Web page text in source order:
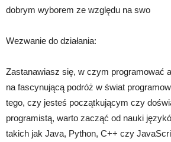
dobrym wyborem ze względu na swo
Wezwanie do działania:
Zastanawiasz się, w czym programować
na fascynującą podróż w świat
tego, czy jesteś początkującym czy
programistą, warto zacząć od nauki
takich jak Java, Python, C++ czy